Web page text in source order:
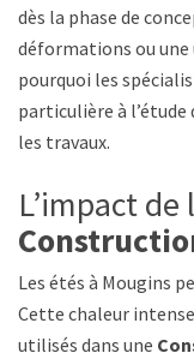
dès la phase de
déformations ou une
pourquoi les
particulière à
les travaux.
L’impact
Les étés à Mougins
Cette chaleur
utilisés dans une